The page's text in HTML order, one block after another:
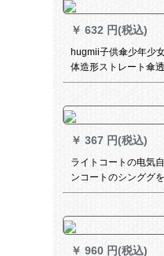
￥ 632 円(税込)
hugmii子供傘少年少
体造形ストレート傘
ンキノコ48 cm*8 k
￥ 367 円(税込)
ライトコートの电気
ンコートのシンググ
ています。厚めのフ
【口を開く】バークミ
￥ 960 円(税込)